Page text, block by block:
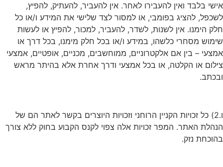
אישי בלבד ואין להעבירו לאחר. אין להעביר, להעתיק, להפיץ,
לשכפל, להציג בפומבי, או למסור לצד שלישי את המידע ו/או כל
חלק הימנו. אין לשנות, לשדר, להעביר, למכור, להפיץ או לעשות
שימוש מסחרי כלשהו, במידע ו/או בכל חלק מימנו, בכל דרך או
אמצעי – בין אם אלקטרוניים, ממוחשבים, מכניים, אופטיים, אמצעי
צילום או הקלטה, או בכל אמצעי ודרך אחרת אלא בהיתר מראש
ובכתב.
ו.2) כל זכויות הקניין הרוחני וזכויות היוצרים בקשר לאתר הם של
הנהלת האתר. המפר זכויות אלה צפוי לקנס הקבוע בחוק ללא צורך
בהוכחת נזק.